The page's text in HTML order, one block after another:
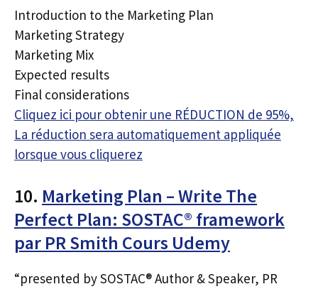
Introduction to the Marketing Plan
Marketing Strategy
Marketing Mix
Expected results
Final considerations
Cliquez ici pour obtenir une RÉDUCTION de 95%,
La réduction sera automatiquement appliquée
lorsque vous cliquerez
10. Marketing Plan – Write The
Perfect Plan: SOSTAC® framework
par PR Smith Cours Udemy
“presented by SOSTAC® Author & Speaker, PR